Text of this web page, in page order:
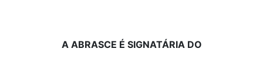
A ABRASCE É SIGNATÁRIA DO